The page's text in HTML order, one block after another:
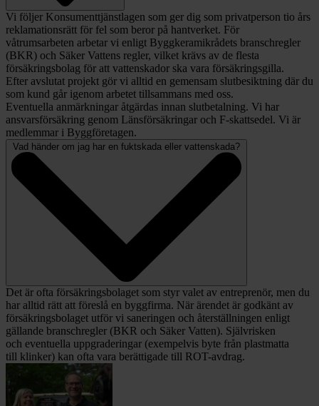
Vi följer Konsumenttjänstlagen som ger dig som privatperson tio års
reklamationsrätt för fel som beror på hantverket. För
våtrumsarbeten arbetar vi enligt Byggkeramikrådets branschregler
(BKR) och Säker Vattens regler, vilket krävs av de flesta
försäkringsbolag för att vattenskador ska vara försäkringsgilla.
Efter avslutat projekt gör vi alltid en gemensam slutbesiktning där du
som kund går igenom arbetet tillsammans med oss.
Eventuella anmärkningar åtgärdas innan slutbetalning. Vi har
ansvarsförsäkring genom Länsförsäkringar och F-skattsedel. Vi är
medlemmar i Byggföretagen.
Vad händer om jag har en fuktskada eller vattenskada?
Det är ofta försäkringsbolaget som styr valet av entreprenör, men du
har alltid rätt att föreslå en byggfirma. När ärendet är godkänt av
försäkringsbolaget utför vi saneringen och återställningen enligt
gällande branschregler (BKR och Säker Vatten). Självrisken
och eventuella uppgraderingar (exempelvis byte från plastmatta
till klinker) kan ofta vara berättigade till ROT-avdrag.